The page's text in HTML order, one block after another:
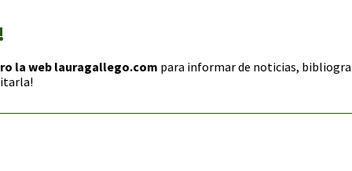
la web lauragallego.com para informar de noticias,